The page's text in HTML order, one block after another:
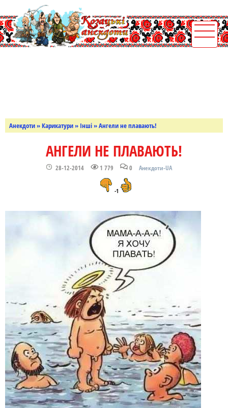
Анекдоти»Карикатури» Інші» Ангели не плавають!
АНГЕЛИ НЕ ПЛАВАЮТЬ!
28-12-2014 1 779 0 Анекдоти-UA
-1